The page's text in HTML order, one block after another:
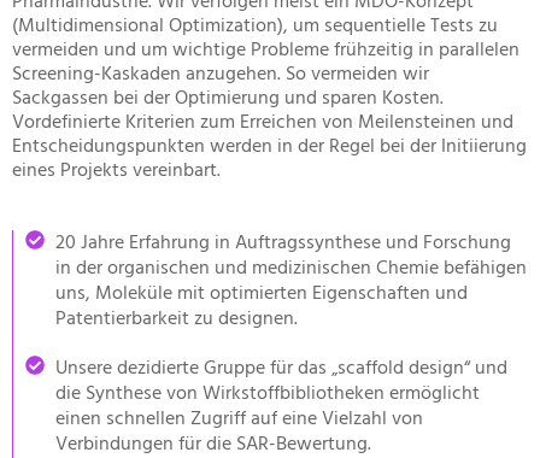
(Multidimensional Optimization), um sequentielle Tests zu
vermeiden und um wichtige Probleme frühzeitig in parallelen
Screening-Kaskaden anzugehen. So vermeiden wir
Sackgassen bei der Optimierung und sparen Kosten.
Vordefinierte Kriterien zum Erreichen von Meilensteinen und
Entscheidungspunkten werden in der Regel bei der Initiierung
eines Projekts vereinbart.
20 Jahre Erfahrung in Auftragssynthese und Forschung
in der organischen und medizinischen Chemie befähigen
uns, Moleküle mit optimierten Eigenschaften und
Patentierbarkeit zu designen.
Unsere dezidierte Gruppe für das „scaffold design“ und
die Synthese von Wirkstoffbibliotheken ermöglicht
einen schnellen Zugriff auf eine Vielzahl von
Verbindungen für die SAR-Bewertung.